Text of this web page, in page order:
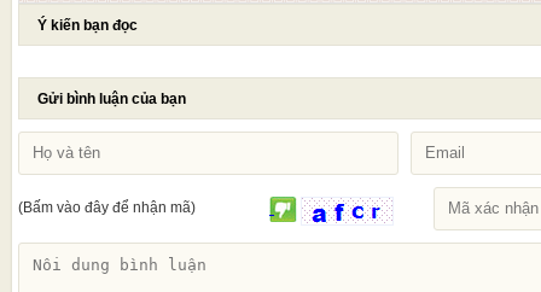
Ý kiến bạn đọc
Gửi bình luận của bạn
(Bấm vào đây để nhận mã)